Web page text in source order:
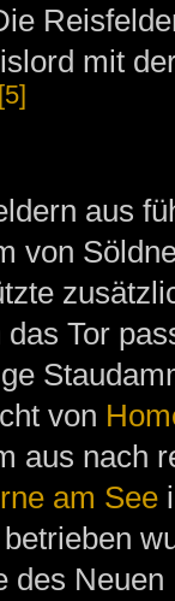
mit
[5]
aus
von
Tor
von
aus nach
am See
betrieben
des